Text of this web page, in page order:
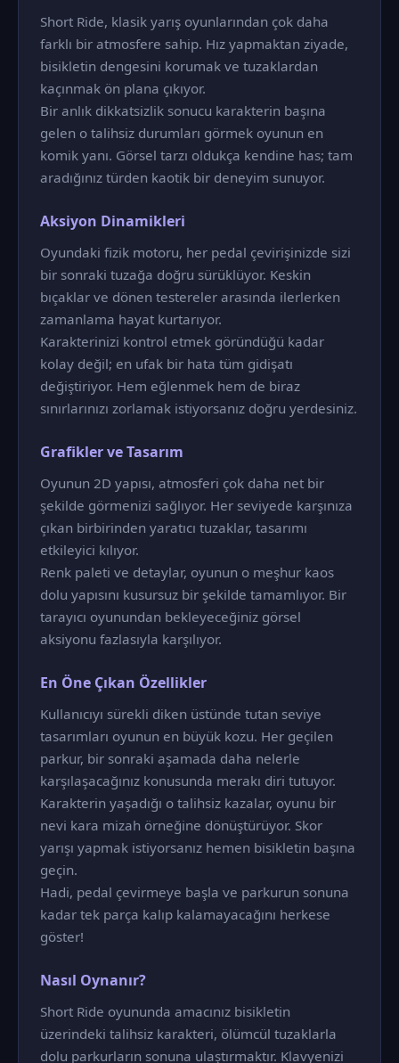
Short Ride, klasik yarış oyunlarından çok daha
farklı bir atmosfere sahip. Hız yapmaktan ziyade,
bisikletin dengesini korumak ve tuzaklardan
kaçınmak ön plana çıkıyor.
Bir anlık dikkatsizlik sonucu karakterin başına
gelen o talihsiz durumları görmek oyunun en
komik yanı. Görsel tarzı oldukça kendine has; tam
aradığınız türden kaotik bir deneyim sunuyor.
Aksiyon Dinamikleri
Oyundaki fizik motoru, her pedal çevirişinizde sizi
bir sonraki tuzağa doğru sürüklüyor. Keskin
bıçaklar ve dönen testereler arasında ilerlerken
zamanlama hayat kurtarıyor.
Karakterinizi kontrol etmek göründüğü kadar
kolay değil; en ufak bir hata tüm gidişatı
değiştiriyor. Hem eğlenmek hem de biraz
sınırlarınızı zorlamak istiyorsanız doğru yerdesiniz.
Grafikler ve Tasarım
Oyunun 2D yapısı, atmosferi çok daha net bir
şekilde görmenizi sağlıyor. Her seviyede karşınıza
çıkan birbirinden yaratıcı tuzaklar, tasarımı
etkileyici kılıyor.
Renk paleti ve detaylar, oyunun o meşhur kaos
dolu yapısını kusursuz bir şekilde tamamlıyor. Bir
tarayıcı oyunundan bekleyeceğiniz görsel
aksiyonu fazlasıyla karşılıyor.
En Öne Çıkan Özellikler
Kullanıcıyı sürekli diken üstünde tutan seviye
tasarımları oyunun en büyük kozu. Her geçilen
parkur, bir sonraki aşamada daha nelerle
karşılaşacağınız konusunda merakı diri tutuyor.
Karakterin yaşadığı o talihsiz kazalar, oyunu bir
nevi kara mizah örneğine dönüştürüyor. Skor
yarışı yapmak istiyorsanız hemen bisikletin başına
geçin.
Hadi, pedal çevirmeye başla ve parkurun sonuna
kadar tek parça kalıp kalamayacağını herkese
göster!
Nasıl Oynanır?
Short Ride oyununda amacınız bisikletin
üzerindeki talihsiz karakteri, ölümcül tuzaklarla
dolu parkurların sonuna ulaştırmaktır. Klavyenizi